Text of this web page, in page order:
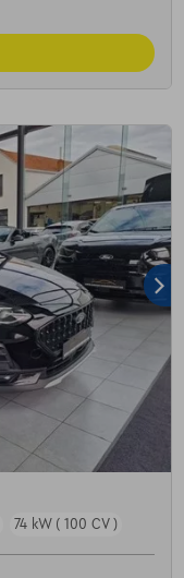
74 kW ( 100 CV )